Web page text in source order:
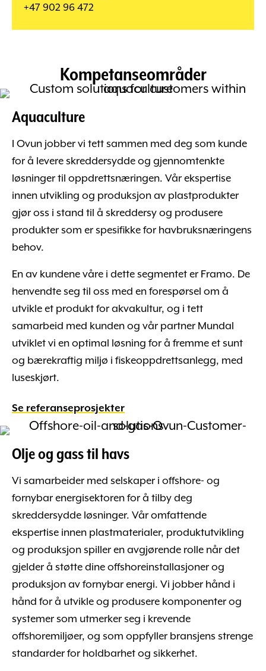
+47 902 96 472
Kompetanseområder
Aquaculture
I Ovun jobber vi tett sammen med deg som kunde
for å levere skreddersydde og gjennomtenkte
løsninger til oppdrettsnæringen. Vår ekspertise
innen utvikling og produksjon av plastprodukter
gjør oss i stand til å skreddersy og produsere
produkter som er spesifikke for havbruksnæringens
behov.
En av kundene våre i dette segmentet er Framo. De
henvendte seg til oss med en forespørsel om å
utvikle et produkt for akvakultur, og i tett
samarbeid med kunden og vår partner Mundal
utviklet vi en optimal løsning for å fremme et sunt
og bærekraftig miljø i fiskeoppdrettsanlegg, med
luseskjørt.
Se referanseprosjekter
Olje og gass til havs
Vi samarbeider med selskaper i offshore- og
fornybar energisektoren for å tilby deg
skreddersydde løsninger. Vår omfattende
ekspertise innen plastmaterialer, produktutvikling
og produksjon spiller en avgjørende rolle når det
gjelder å støtte dine offshoreinstallasjoner og
produksjon av fornybar energi. Vi jobber hånd i
hånd for å utvikle og produsere komponenter og
systemer som utmerker seg i krevende
offshoremiljøer, og som oppfyller bransjens strenge
standarder for holdbarhet og sikkerhet.